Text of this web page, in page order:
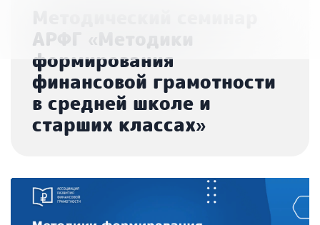
АРФГ «Методики
формирования
финансовой грамотности
в средней школе и
старших классах»